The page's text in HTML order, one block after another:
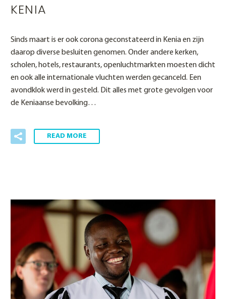
KENIA
Sinds maart is er ook corona geconstateerd in Kenia en zijn
daarop diverse besluiten genomen. Onder andere kerken,
scholen, hotels, restaurants, openluchtmarkten moesten dicht
en ook alle internationale vluchten werden gecanceld. Een
avondklok werd in gesteld. Dit alles met grote gevolgen voor
de Keniaanse bevolking…
READ MORE